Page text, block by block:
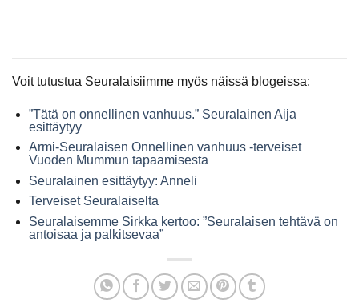
Voit tutustua Seuralaisiimme myös näissä blogeissa:
”Tätä on onnellinen vanhuus.” Seuralainen Aija
esittäytyy
Armi-Seuralaisen Onnellinen vanhuus -terveiset
Vuoden Mummun tapaamisesta
Seuralainen esittäytyy: Anneli
Terveiset Seuralaiselta
Seuralaisemme Sirkka kertoo: ”Seuralaisen tehtävä on
antoisaa ja palkitsevaa”